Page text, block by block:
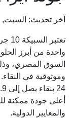
آخر تحديث: السبت, 08 أغسطس 2026 الساعة 02:58:14 م
واحدة من أبرز
السوق المصري،
وموثوقية في
أعلى جودة ممكنة
والمعايير الدولية.